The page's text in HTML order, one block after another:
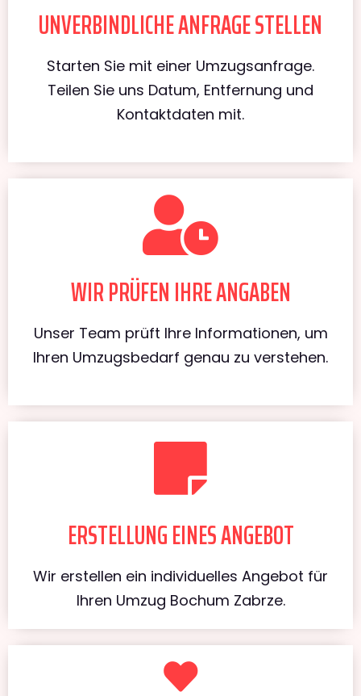
UNVERBINDLICHE ANFRAGE STELLEN
Starten Sie mit einer Umzugsanfrage.
Teilen Sie uns Datum, Entfernung und
Kontaktdaten mit.
WIR PRÜFEN IHRE ANGABEN
Unser Team prüft Ihre Informationen, um
Ihren Umzugsbedarf genau zu verstehen.
ERSTELLUNG EINES ANGEBOT
Wir erstellen ein individuelles Angebot für
Ihren Umzug Bochum Zabrze.